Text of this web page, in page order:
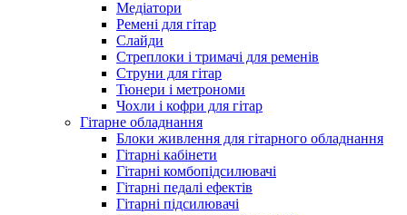
Медіатори
Ремені для гітар
Слайди
Стреплоки і тримачі для ременів
Струни для гітар
Тюнери і метрономи
Чохли і кофри для гітар
Гітарне обладнання
Блоки живлення для гітарного обладнання
Гітарні кабінети
Гітарні комбопідсилювачі
Гітарні педалі ефектів
Гітарні підсилювачі